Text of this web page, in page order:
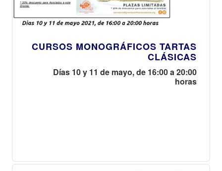
CURSOS MONOGRÁFICOS TARTAS
CLÁSICAS
Días 10 y 11 de mayo, de 16:00 a 20:00
horas